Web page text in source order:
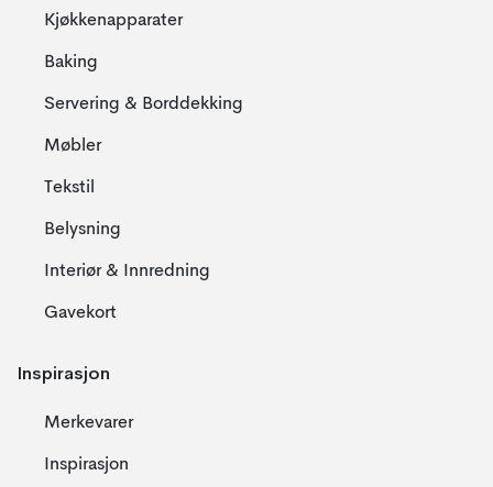
Kjøkkenapparater
Baking
Servering & Borddekking
Møbler
Tekstil
Belysning
Interiør & Innredning
Gavekort
Inspirasjon
Merkevarer
Inspirasjon